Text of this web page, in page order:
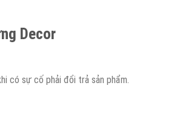
Decor
có sự cố phải đổi trả sản phẩm.